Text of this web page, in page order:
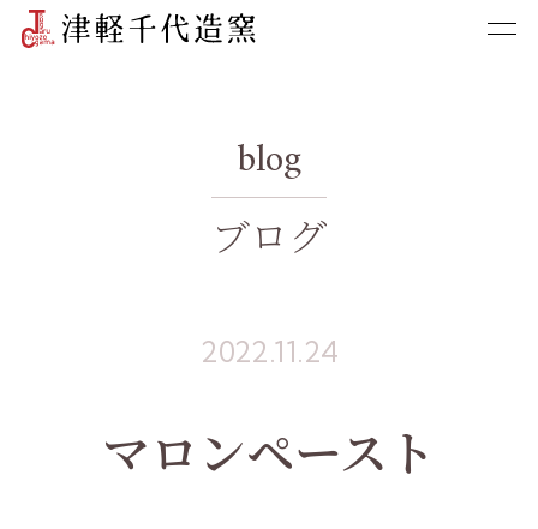
blog
ブログ
2022.11.24
マロンペースト